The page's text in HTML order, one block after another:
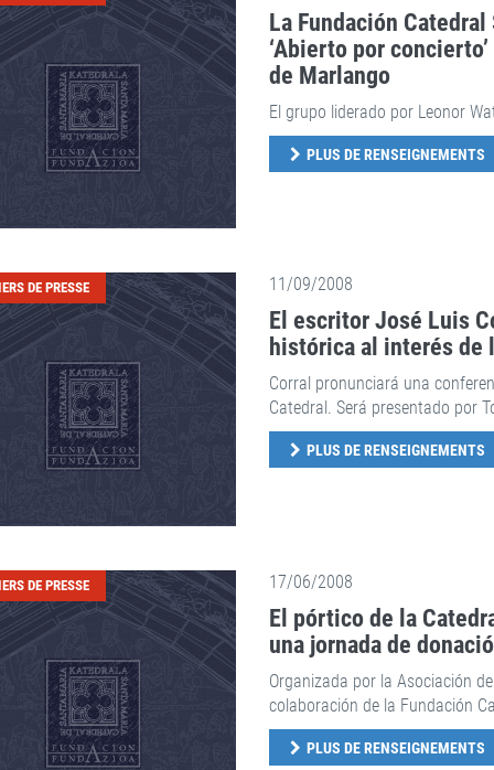
La Fundación
‘Abierto por
de Marlango
El grupo liderado por Leonor
PLUS DE RENSEIGNEMENTS
DE PRESSE 11/09/2008
El escritor José Luis
histórica al interés de
Corral pronunciará una
Catedral. Será presentado por
PLUS DE RENSEIGNEMENTS
DE PRESSE 17/06/2008
El pórtico de la
una jornada de
Organizada por la Asociación
colaboración de la Fundación
PLUS DE RENSEIGNEMENTS